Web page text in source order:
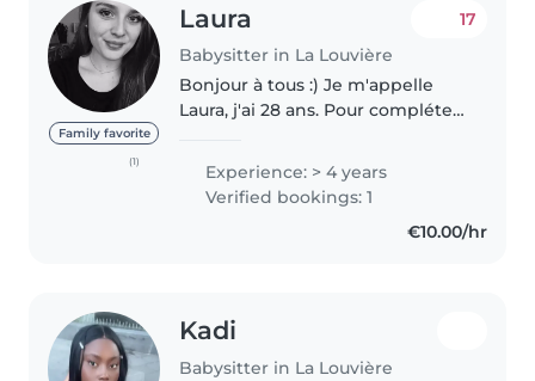
Family favorite
(1)
Laura
Babysitter in La Louvière
17
Bonjour à tous :) Je m'appelle
Laura, j'ai 28 ans. Pour compléter
services pour vos petits bouts.
Ayant un diplôme d'éducatrice
A2 et une formation..
Experience: > 4 years
Verified bookings: 1
€10.00/hr
Kadi
Babysitter in La Louvière